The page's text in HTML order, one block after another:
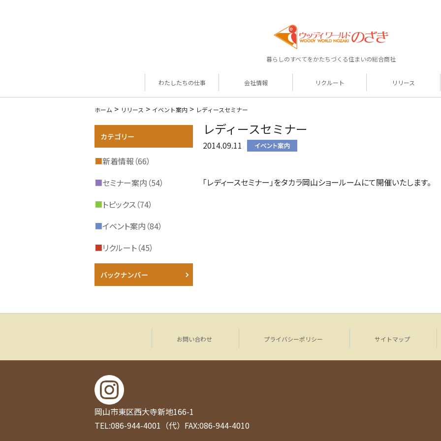
暮らしのすべてをかたちづくる住まいの総合商社
わたしたちの仕事 会社情報 リクルート リリース
ホーム > リリース > イベント案内 > レディースセミナー
レディースセミナー
2014.09.11
「レディースセミナー」をタカラ岡山ショールームにて開催いたします。
■新着情報（66）
■セミナー案内（54）
■トピックス（74）
■イベント案内（84）
■リクルート（45）
お問い合わせ プライバシーポリシー サイトマップ
岡山市東区西大寺新地166-1
TEL:086-944-4001（代） FAX:086-944-4010